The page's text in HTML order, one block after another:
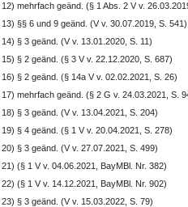
12) mehrfach geänd. (§ 1 Abs. 2 V v.
13) §§ 6 und 9 geänd. (V v. 30.07.2019, S. 541)
14) § 3 geänd. (V v. 13.01.2020, S. 11)
15) § 2 geänd. (§ 3 V v. 22.12.2020, S. 687)
16) § 2 geänd. (§ 14a V v. 02.02.2021, S. 26)
17) mehrfach geänd. (§ 2 G v. 24.03.2021, S.
18) § 3 geänd. (V v. 13.04.2021, S. 204)
19) § 4 geänd. (§ 1 V v. 20.04.2021, S. 278)
20) § 3 geänd. (V v. 27.07.2021, S. 499)
21) (§ 1 V v. 04.06.2021, BayMBl. Nr. 382)
22) (§ 1 V v. 14.12.2021, BayMBl. Nr. 902)
23) § 3 geänd. (V v. 15.03.2022, S. 79)